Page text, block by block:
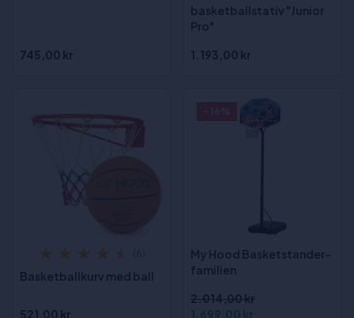
745,00 kr
basketballstativ "Junior
Pro"
1.193,00 kr
Basketballkurv med ball
521,00 kr
My Hood Basketstander-
familien
2.014,00 kr
1.699,00 kr